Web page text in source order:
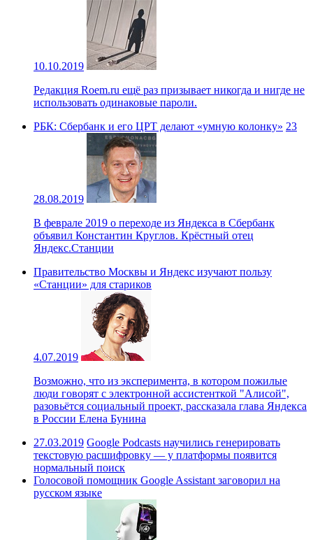
10.10.2019
Редакция Roem.ru ещё раз призывает никогда и нигде не
использовать одинаковые пароли.
РБК: Сбербанк и его ЦРТ делают «умную колонку» 23
28.08.2019
В феврале 2019 о переходе из Яндекса в Сбербанк
объявил Константин Круглов. Крёстный отец
Яндекс.Станции
Правительство Москвы и Яндекс изучают пользу
«Станции» для стариков
4.07.2019
Возможно, что из эксперимента, в котором пожилые
люди говорят с электронной ассистенткой "Алисой",
разовьётся социальный проект, рассказала глава Яндекса
в России Елена Бунина
27.03.2019 Google Podcasts научились генерировать
текстовую расшифровку — у платформы появится
нормальный поиск
Голосовой помощник Google Assistant заговорил на
русском языке